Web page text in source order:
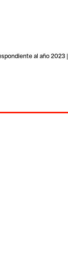
al año 2023 |